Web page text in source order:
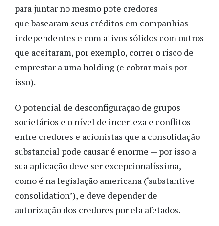
para juntar no mesmo pote credores
que basearam seus créditos em companhias
independentes e com ativos sólidos com outros
que aceitaram, por exemplo, correr o risco de
emprestar a uma holding (e cobrar mais por
isso).
O potencial de desconfiguração de grupos
societários e o nível de incerteza e conflitos
entre credores e acionistas que a consolidação
substancial pode causar é enorme — por isso a
sua aplicação deve ser excepcionalíssima,
como é na legislação americana (‘substantive
consolidation’), e deve depender de
autorização dos credores por ela afetados.